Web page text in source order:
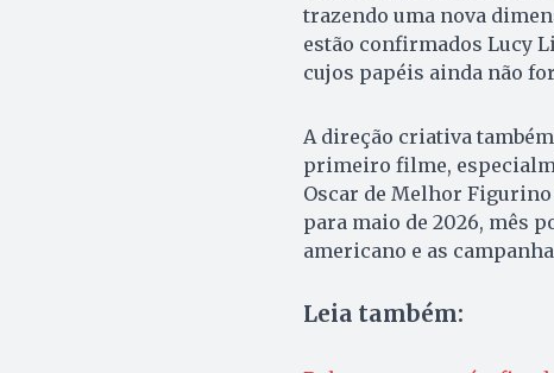
trazendo uma nova
estão confirmados Lucy
cujos papéis ainda não
A direção criativa
primeiro filme,
Oscar de Melhor Figurino
para maio de 2026, mês
americano e as
Leia também: